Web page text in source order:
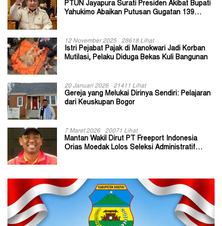
PTUN Jayapura Surati Presiden Akibat Bupati
Yahukimo Abaikan Putusan Gugatan 139
12 November 2025 28618 Lihat
Istri Pejabat Pajak di Manokwari Jadi Korban
Mutilasi, Pelaku Diduga Bekas Kuli Bangunan
20 Januari 2026 21411 Lihat
Gereja yang Melukai Dirinya Sendiri: Pelajaran
dari Keuskupan Bogor
7 Maret 2026 20071 Lihat
Mantan Wakil Dirut PT Freeport Indonesia
Orias Moedak Lolos Seleksi Administratif